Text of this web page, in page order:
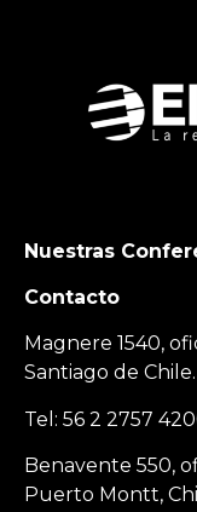
Nuestras
Contacto
Magnere 1540,
Santiago de Chile.
Tel: 56 2 2757
Benavente 550,
Puerto Montt,